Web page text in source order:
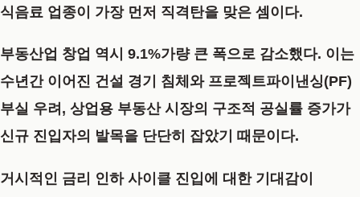
식음료 업종이 가장 먼저 직격탄을 맞은 셈이다.
부동산업 창업 역시 9.1%가량 큰 폭으로 감소했다. 이는
수년간 이어진 건설 경기 침체와 프로젝트파이낸싱(PF)
부실 우려, 상업용 부동산 시장의 구조적 공실률 증가가
신규 진입자의 발목을 단단히 잡았기 때문이다.
거시적인 금리 인하 사이클 진입에 대한 기대감이